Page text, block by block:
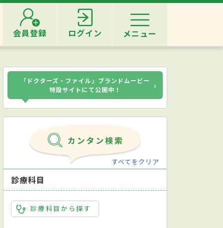
会員登録 ログイン メニュー
「ドクターズ・ファイル」ブランドムービー
特設サイトにて公開中！
›
すべてをクリア
診療科目
診療科目から探す